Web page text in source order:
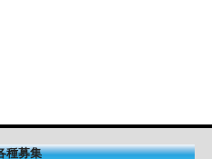
種募集